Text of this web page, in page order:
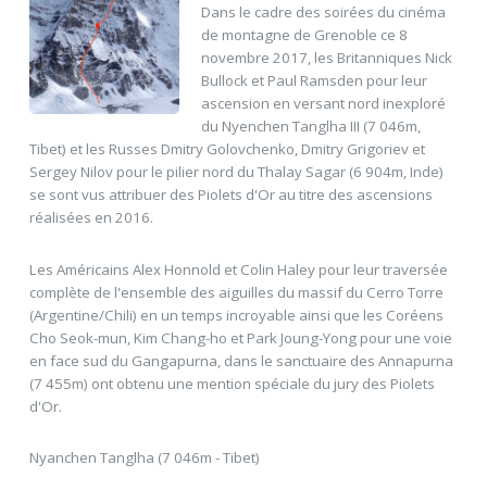
Dans le cadre des soirées du cinéma
de montagne de Grenoble ce 8
novembre 2017, les Britanniques Nick
Bullock et Paul Ramsden pour leur
ascension en versant nord inexploré
du Nyenchen Tanglha III (7 046m,
Tibet) et les Russes Dmitry Golovchenko, Dmitry Grigoriev et
Sergey Nilov pour le pilier nord du Thalay Sagar (6 904m, Inde)
se sont vus attribuer des Piolets d'Or au titre des ascensions
réalisées en 2016.
Les Américains Alex Honnold et Colin Haley pour leur traversée
complète de l'ensemble des aiguilles du massif du Cerro Torre
(Argentine/Chili) en un temps incroyable ainsi que les Coréens
Cho Seok-mun, Kim Chang-ho et Park Joung-Yong pour une voie
en face sud du Gangapurna, dans le sanctuaire des Annapurna
(7 455m) ont obtenu une mention spéciale du jury des Piolets
d'Or.
Nyanchen Tanglha (7 046m - Tibet)